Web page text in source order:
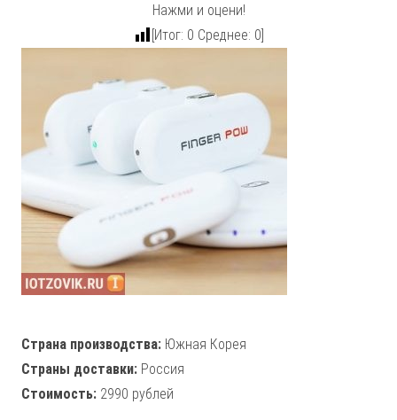
Нажми и оцени!
[Итог: 0 Среднее: 0]
Страна производства: Южная Корея
Страны доставки: Россия
Стоимость: 2990 рублей